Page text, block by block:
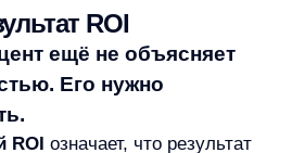
маленьком объёме
чем более низкий ROI
показатель нужно
с задачей